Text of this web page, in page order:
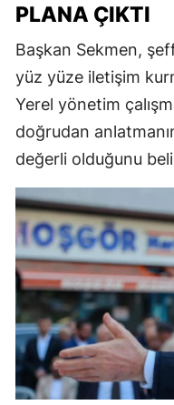
PLANA ÇIKTI
Başkan Sekmen,
yüz yüze iletişim
Yerel yönetim
doğrudan
değerli olduğunu